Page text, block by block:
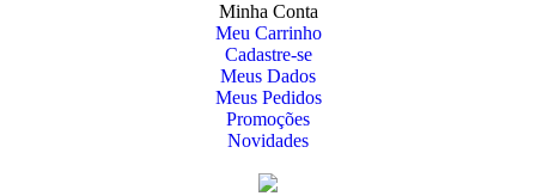
Minha Conta
Meu Carrinho
Cadastre-se
Meus Dados
Meus Pedidos
Promoções
Novidades